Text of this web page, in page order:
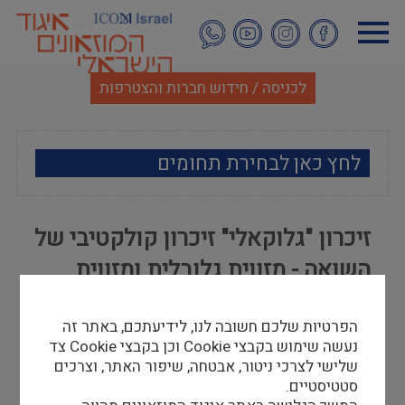
לתוכן
העיקרי
לכניסה / חידוש חברות והצטרפות
לחץ כאן לבחירת תחומים
אמנות
מוזאולוגיה כללי
היסטוריה ומורשת
זיכרון "גלוקאלי" זיכרון קולקטיבי של
השואה - מזווית גלובלית ומזווית
אורית אנגלברג-ברעם
21/12/14
להלן קישור למאמר המבוסס על תיזה של אורית
הפרטיות שלכם חשובה לנו, לידיעתכם, באתר זה
נעשה שימוש בקבצי Cookie וכן בקבצי Cookie צד
שלישי לצרכי ניטור, אבטחה, שיפור האתר, וצרכים
סטטיסטיים.